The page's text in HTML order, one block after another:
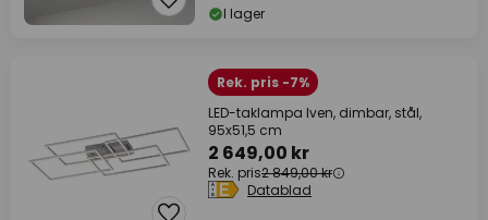
I lager
Rek. pris -7%
LED-taklampa Iven, dimbar, stål,
95x51,5 cm
2 649,00 kr
Rek. pris2 849,00 kr
Datablad